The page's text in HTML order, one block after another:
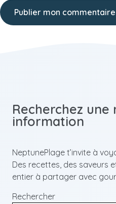
Recherchez
information
NeptunePlage t’invite à
Des recettes, des saveurs
entier à partager avec
Rechercher